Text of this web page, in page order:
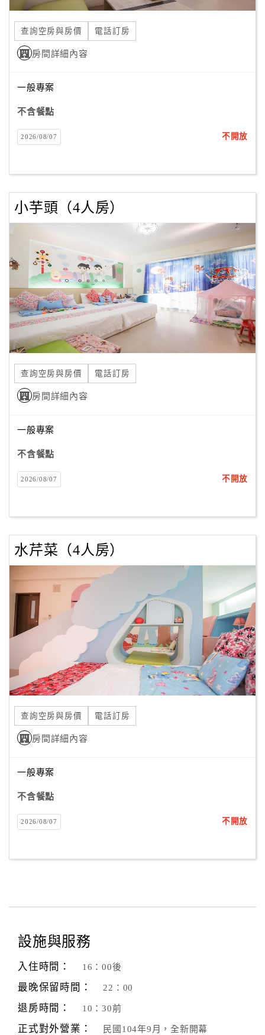
合
作
提
案
店
作
商
合
作
旅
計
劃
商
品
宣
傳
查詢空房與房價 電話訂房
房間詳細內容
一般專案
不含餐點
2026/08/07 不開放
小芋頭（4人房）
查詢空房與房價 電話訂房
房間詳細內容
一般專案
不含餐點
2026/08/07 不開放
水芹菜（4人房）
查詢空房與房價 電話訂房
房間詳細內容
一般專案
不含餐點
2026/08/07 不開放
設施與服務
入住時間： 16：00後
最晚保留時間： 22：00
退房時間： 10：30前
正式對外營業： 民國104年9月，全新開幕